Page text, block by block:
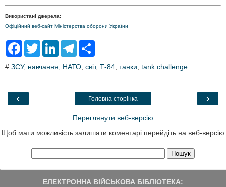
Використані джерела:
Офіційний веб-сайт Міністерства оборони України
F
e
o
T
t
L
k
T
e
a
r
# ЗСУ, навчання НАТО світ, Т-84 танки tank challenge
‹ ›
Головна сторінка
Переглянути веб-версію
Щоб мати можливість залишати коментарі перейдіть на веб-версію
ЕЛЕКТРОННА ВІЙСЬКОВА БІБЛІОТЕКА: